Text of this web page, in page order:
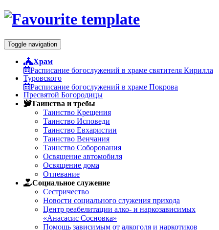
Toggle navigation
Храм
Расписание богослужений в храме святителя Кирилла
Туровского
Расписание богослужений в храме Покрова
Пресвятой Богородицы
Таинства и требы
Таинство Крещения
Таинство Исповеди
Таинство Евхаристии
Таинство Венчания
Таинство Cоборования
Освящение автомобиля
Освящение дома
Отпевание
Социальное служение
Сестричество
Новости социального служения прихода
Центр реабелитации алко- и наркозависимых
«Анасасис Сосновка»
Помощь зависимым от алкоголя и наркотиков